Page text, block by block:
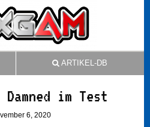
ARTIKEL-DB
im Test
6, 2020